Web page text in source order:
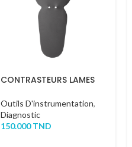
CONTRASTEURS LAMES
Outils D'instrumentation,
Diagnostic
150.000TND